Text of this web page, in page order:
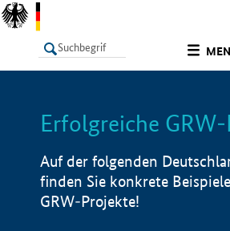
LISTE
Erfolgreiche
Auf der folgenden
finden Sie konkrete
GRW-Projekte!